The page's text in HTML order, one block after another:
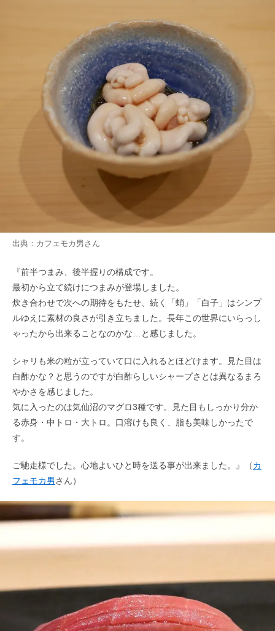
出典： カフェモカ男 さん
『前半つまみ、後半握りの構成です。
最初から立て続けにつまみが登場しました。
炊き合わせで次への期待をもたせ、続く「蛸」「白子」はシンプ
ルゆえに素材の良さが引き立ちました。長年この世界にいらっし
ゃったから出来ることなのかな…と感じました。
シャリも米の粒が立っていて口に入れるとほどけます。見た目は
白酢かな？と思うのですが白酢らしいシャープさとは異なるまろ
やかさを感じました。
気に入ったのは気仙沼のマグロ3種です。見た目もしっかり分か
る赤身・中トロ・大トロ。口溶けも良く、脂も美味しかったで
す。
ご馳走様でした。心地よいひと時を送る事が出来ました。』（カ
フェモカ男 さん）